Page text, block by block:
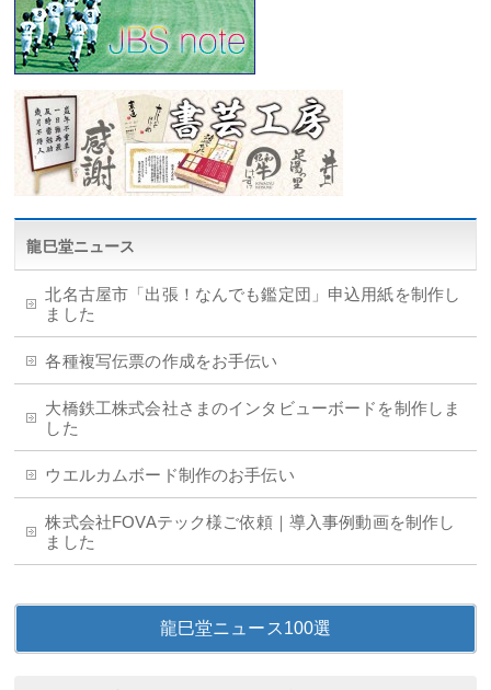
龍巳堂ニュース
北名古屋市「出張！なんでも鑑定団」申込用紙を制作し
ました
各種複写伝票の作成をお手伝い
大橋鉄工株式会社さまのインタビューボードを制作しま
した
ウエルカムボード制作のお手伝い
株式会社FOVAテック様ご依頼｜導入事例動画を制作し
ました
龍巳堂ニュース100選